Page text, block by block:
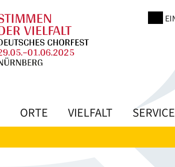
ORTE VIELFALT SERVICE